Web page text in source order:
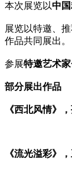
本次展览以中
展览以特邀、
作品共同展出。
参展特邀艺术家
部分展出作品
《西北风情》
《流光溢彩》